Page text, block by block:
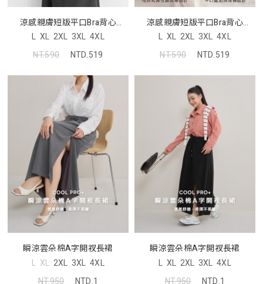
涼感親膚短版平口Bra背心
Pobra
L XL 2XL 3XL 4XL
NT.590
NTD.519
涼感親膚短版平口Bra背心
Pobra
L XL 2XL 3XL 4XL
NT.590
NTD.519
瞬涼雲朵棉A字開衩長裙
L XL 2XL 3XL 4XL
NT.950
NTD.1
瞬涼雲朵棉A字開衩長裙
L XL 2XL 3XL 4XL
NT.950
NTD.1